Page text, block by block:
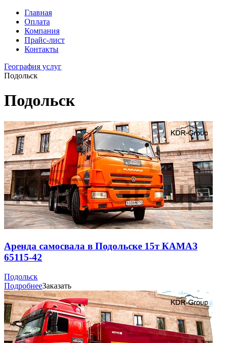
Главная
Оплата
Компания
Прайс-лист
Контакты
География услуг
Подольск
Подольск
Аренда самосвала в Подольске 15т КАМАЗ
65115-42
Подольск
ПодробнееЗаказать